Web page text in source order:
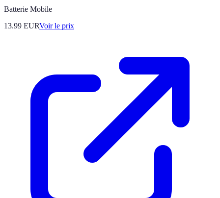
Batterie Mobile
13.99 EURVoir le prix